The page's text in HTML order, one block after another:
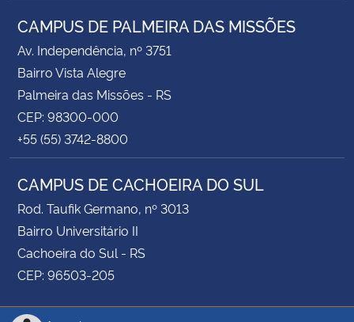
CAMPUS DE PALMEIRA DAS MISSÕES
Av. Independência, nº 3751
Bairro Vista Alegre
Palmeira das Missões - RS
CEP: 98300-000
+55 (55) 3742-8800
CAMPUS DE CACHOEIRA DO SUL
Rod. Taufik Germano, nº 3013
Bairro Universitário II
Cachoeira do Sul - RS
CEP: 96503-205